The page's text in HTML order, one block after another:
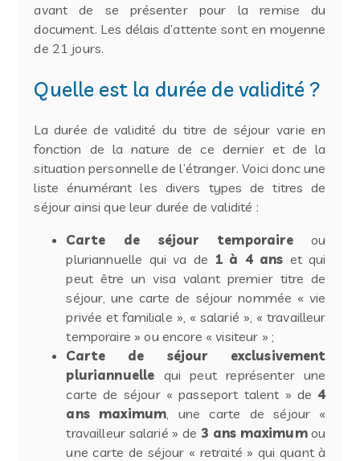
avant de se présenter pour la remise du
document. Les délais d’attente sont en moyenne
de 21 jours.
Quelle est la durée de validité ?
La durée de validité du titre de séjour varie en
fonction de la nature de ce dernier et de la
situation personnelle de l’étranger. Voici donc une
liste énumérant les divers types de titres de
séjour ainsi que leur durée de validité :
Carte de séjour temporaireou
pluriannuelle qui va de 1 à 4 ans et qui
peut être un visa valant premier titre de
séjour, une carte de séjour nommée « vie
privée et familiale », « salarié », « travailleur
temporaire » ou encore « visiteur » ;
Carte de séjour exclusivement
pluriannuelle qui peut représenter une
carte de séjour « passeport talent » de 4
ans maximum , une carte de séjour «
travailleur salarié » de 3 ans maximumou
une carte de séjour « retraité » qui quant à